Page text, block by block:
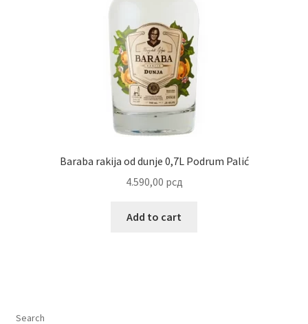
Baraba rakija od dunje 0,7L Podrum Palić
4.590,00 рсд
Add to cart
Search